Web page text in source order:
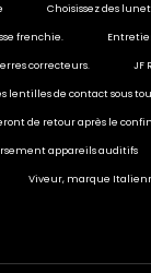
Choisissez des
frenchie.
correcteurs. JF
lentilles de contact sous
de retour après le
appareils auditifs
Viveur, marque